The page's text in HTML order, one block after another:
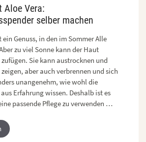
Aloe Vera:
selber machen
Genuss, in den im Sommer Alle
zu viel Sonne kann der Haut
Sie kann austrocknen und
aber auch verbrennen und sich
unangenehm, wie wohl die
Erfahrung wissen. Deshalb ist es
passende Pflege zu verwenden …